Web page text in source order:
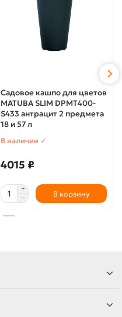
Садовое кашпо для цветов
MATUBA SLIM DPMT400-
S433 антрацит 2 предмета
18 и 57 л
В наличии ✓
4015 ₽
В корзину